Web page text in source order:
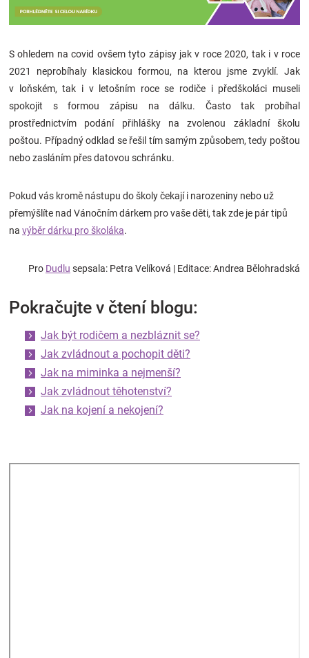
S ohledem na covid ovšem tyto zápisy jak v roce 2020, tak i v roce
2021 neprobíhaly klasickou formou, na kterou jsme zvyklí. Jak
v loňském, tak i v letošním roce se rodiče i předškoláci museli
spokojit s formou zápisu na dálku. Často tak probíhal
prostřednictvím podání přihlášky na zvolenou základní školu
poštou. Případný odklad se řešil tím samým způsobem, tedy poštou
nebo zasláním přes datovou schránku.
Pokud vás kromě nástupu do školy čekají i narozeniny nebo už
přemýšlíte nad Vánočním dárkem pro vaše děti, tak zde je pár tipů
na výběr dárku pro školáka.
Pro Dudlu sepsala: Petra Velíková | Editace: Andrea Bělohradská
Pokračujte v čtení blogu:
Jak být rodičem a nezbláznit se?
Jak zvládnout a pochopit děti?
Jak na miminka a nejmenší?
Jak zvládnout těhotenství?
Jak na kojení a nekojení?